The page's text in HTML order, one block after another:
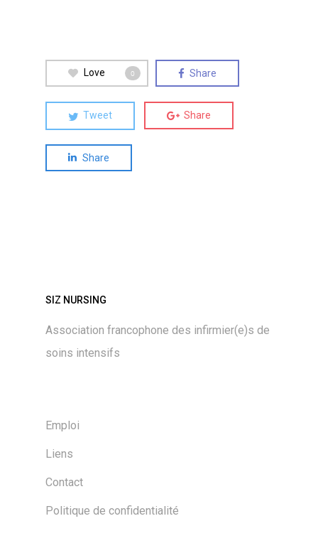
Love 0 Share
Tweet Share
Share
SIZ NURSING
Association francophone des infirmier(e)s de
soins intensifs
Emploi
Liens
Contact
Politique de confidentialité